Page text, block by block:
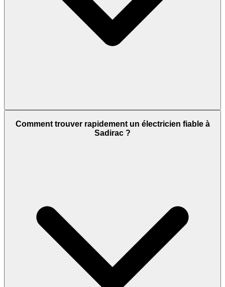
Comment trouver rapidement un électricien fiable à
Sadirac ?